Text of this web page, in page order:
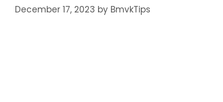
December 17, 2023 by BmvkTips